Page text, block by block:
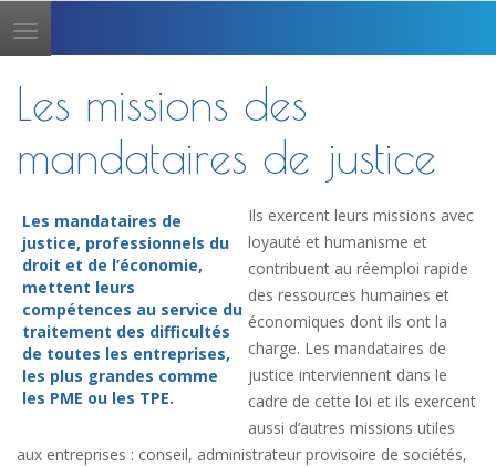
Toggle
navigation
Les missions des
mandataires de justice
Les mandataires de
justice, professionnels du
droit et de l’économie,
mettent leurs
compétences au service du
traitement des difficultés
de toutes les entreprises,
les plus grandes comme
les PME ou les TPE.
Ils exercent leurs missions avec
loyauté et humanisme et
contribuent au réemploi rapide
des ressources humaines et
économiques dont ils ont la
charge. Les mandataires de
justice interviennent dans le
cadre de cette loi et ils exercent
aussi d’autres missions utiles
aux entreprises : conseil, administrateur provisoire de sociétés,